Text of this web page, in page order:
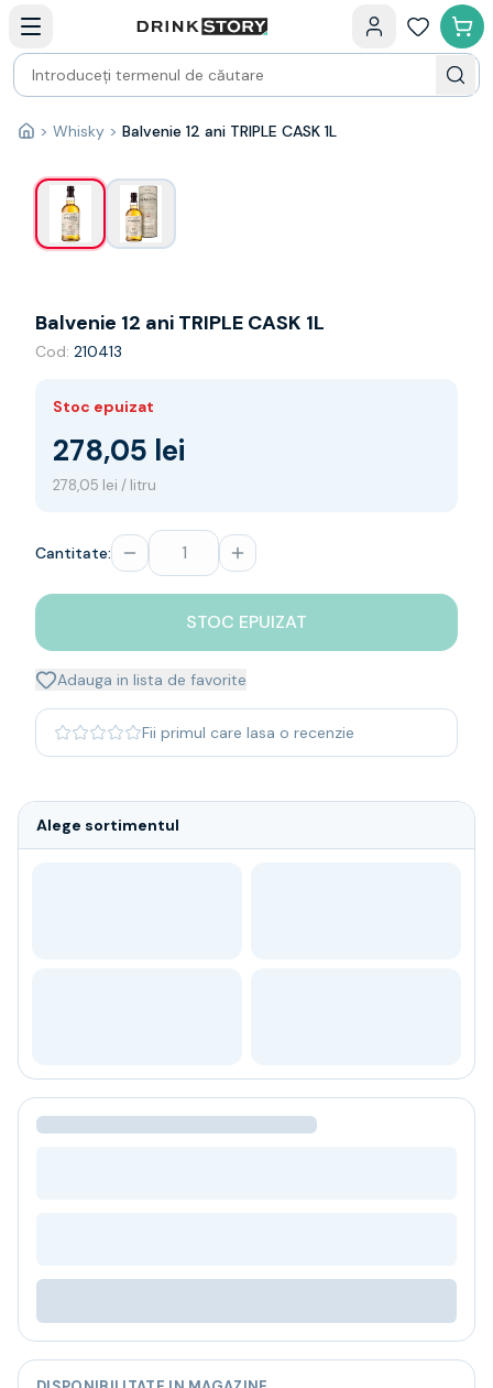
Bauturi fine — selectie
Produse Noi
Cosuri cadou
Pachete & Cadouri
Vin
Shiraz
Franta
Australia
Germania
Spumante
Prosecco
Sampanie
Bourbon
Blanded Japanese
Coniac & Brandy
Gin
Tequila
BLACK FRIDAY
Bauturi fine selectie
Cumperi mai mult platesti mai putin
Termeni si conditii
Intrebari frecvente
Acasă
> Whisky > Balvenie 12 ani TRIPLE CASK 1L
1/2
Balvenie 12 ani TRIPLE CASK 1L
Cod: 210413
Stoc epuizat
278,05 lei
278,05 lei / litru
Cantitate:
STOC EPUIZAT
Adauga in lista de favorite
Fii primul care lasa o recenzie
Alege sortimentul